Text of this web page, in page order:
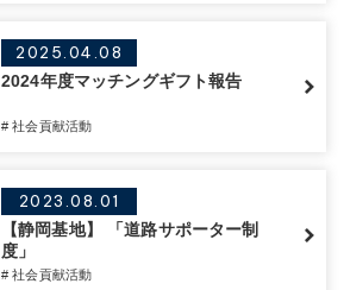
2025.04.08
2024年度マッチングギフト報告
# 社会貢献活動
2023.08.01
【静岡基地】 「道路サポーター制
度」
# 社会貢献活動